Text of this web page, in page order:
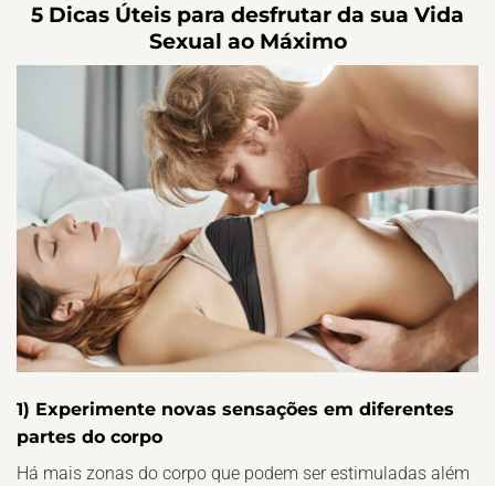
5 Dicas Úteis para desfrutar da sua Vida
Sexual ao Máximo
1) Experimente novas sensações em diferentes
partes do corpo
Há mais zonas do corpo que podem ser estimuladas além